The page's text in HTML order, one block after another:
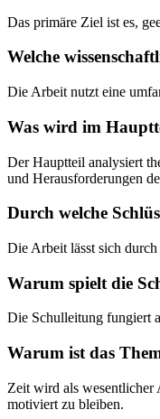
Das primäre Ziel ist es,
Welche
Die Arbeit nutzt eine
Was wird im
Der Hauptteil analysiert
und Herausforderungen
Durch welche
Die Arbeit lässt sich
Warum spielt die
Die Schulleitung fungiert
Warum ist das
Zeit wird als wesentlicher
motiviert zu bleiben.